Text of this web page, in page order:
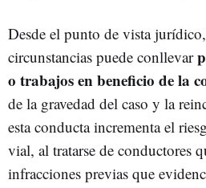
Desde el punto de vista
circunstancias puede conllevar
o trabajos en beneficio de la
de la gravedad del caso y la
esta conducta incrementa el
vial, al tratarse de conductores
infracciones previas que